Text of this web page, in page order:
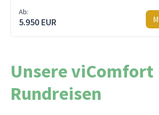
Ab:
5.950 EUR
Unsere viComfort
Rundreisen